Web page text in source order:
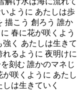
ように あたしは歩
描こう 創ろう 誰か
春に花が咲くよう
く あたしは生きて
るように 夜明けに
刻む 誰かのマネじ
咲くように あたし
は生きていく